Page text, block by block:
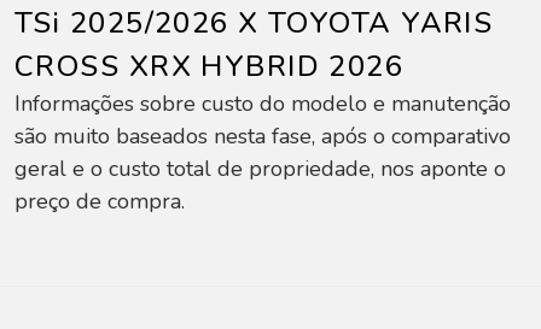
TSi 2025/2026 X TOYOTA YARIS
CROSS XRX HYBRID 2026
Informações sobre custo do modelo e manutenção
são muito baseados nesta fase, após o comparativo
geral e o custo total de propriedade, nos aponte o
preço de compra.